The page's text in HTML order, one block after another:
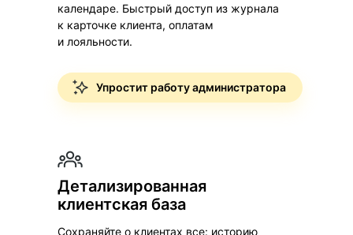
Детализированная
клиентская база
Сохраняйте о клиентах все: историю
календаре. Быстрый доступ из журнала
к карточке клиента, оплатам
и лояльности.
Упростит работу администратора